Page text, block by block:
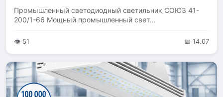
Промышленный светодиодный светильник СОЮЗ 41-
200/1-66 Мощный промышленный свет...
👁 51 📅 14.07